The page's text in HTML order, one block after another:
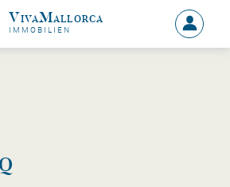
VivaMallorca
IMMOBILIEN
MEIN